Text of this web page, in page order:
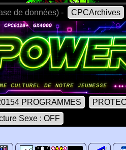
de données) - CPCArchives
PROGRAMMES
Sexe : OFF